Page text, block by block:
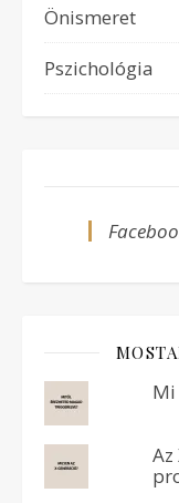
Önismeret
Pszichológia
Mi